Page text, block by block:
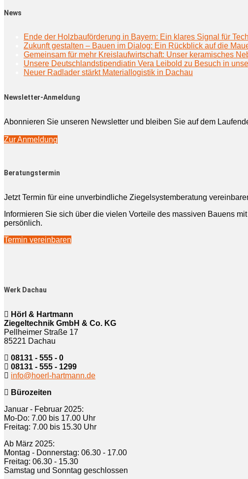
News
Ende der Holzbauförderung in Bayern: Ein klares Signal für
Zukunft gestalten – Bauen im Dialog: Ein Rückblick auf die
Gemeinsam für mehr Kreislaufwirtschaft: Unser keramisches
Unsere Deutschlandstipendiatin Vera Leibold zu Besuch in
Neuer Radlader stärkt Materiallogistik in Dachau
Newsletter-Anmeldung
Abonnieren Sie unseren Newsletter und bleiben Sie auf dem
Zur Anmeldung
Beratungstermin
Jetzt Termin für eine unverbindliche Ziegelsystemberatung
Informieren Sie sich über die vielen Vorteile des massiven Bauens
persönlich.
Termin vereinbaren
Werk Dachau
Hörl & Hartmann
Ziegeltechnik GmbH & Co. KG
Pellheimer Straße 17
85221 Dachau
08131 - 555 - 0
08131 - 555 - 1299
info@hoerl-hartmann.de
Bürozeiten
Januar - Februar 2025:
Mo-Do: 7.00 bis 17.00 Uhr
Freitag: 7.00 bis 15.30 Uhr
Ab März 2025:
Montag - Donnerstag: 06.30 - 17.00
Freitag: 06.30 - 15.30
Samstag und Sonntag geschlossen